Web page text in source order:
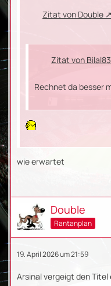
Zitat von Double
Zitat von Bilal83
Rechnet da besser
wie erwartet
Double
Rantanplan
19. April 2026 um 21:59
Arsinal vergeigt den